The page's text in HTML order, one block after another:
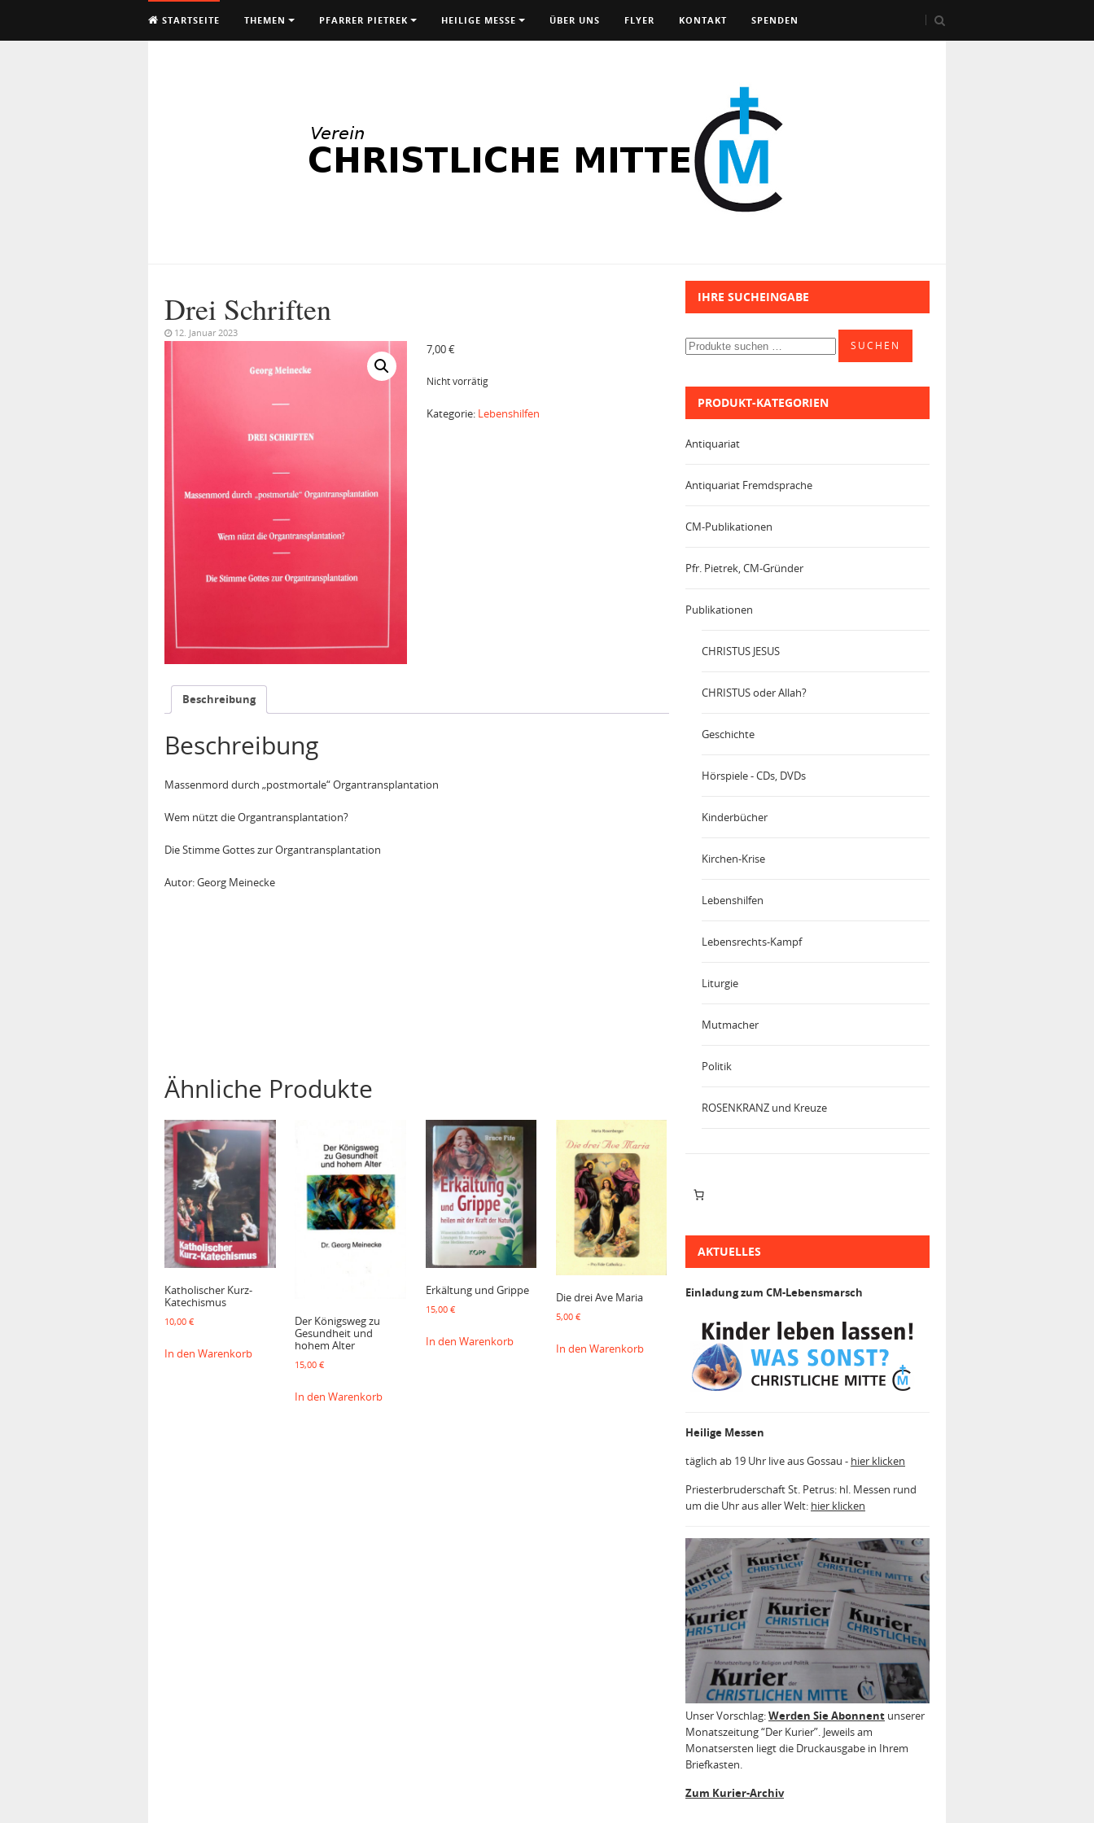
STARTSEITE THEMEN PFARRER PIETREK HEILIGE MESSE ÜBER UNS FLYER KONTAKT SPENDEN
Drei Schriften
12. Januar 2023
7,00€
Nicht vorrätig
Kategorie: Lebenshilfen
Beschreibung
Beschreibung
Massenmord durch „postmortale“ Organtransplantation
Wem nützt die Organtransplantation?
Die Stimme Gottes zur Organtransplantation
Autor: Georg Meinecke
Ähnliche Produkte
Katholischer Kurz-
Katechismus
10,00 €
In den Warenkorb
Der Königsweg zu
Gesundheit und
hohem Alter
15,00€
In den Warenkorb
Erkältung und Grippe
15,00 €
In den Warenkorb
Die drei Ave Maria
5,00 €
In den Warenkorb
IHRE SUCHEINGABE
Suchen
nach:
SUCHEN
PRODUKT-KATEGORIEN
Antiquariat
Antiquariat Fremdsprache
CM-Publikationen
Pfr. Pietrek, CM-Gründer
Publikationen
CHRISTUS JESUS
CHRISTUS oder Allah?
Geschichte
Hörspiele - CDs, DVDs
Kinderbücher
Kirchen-Krise
Lebenshilfen
Lebensrechts-Kampf
Liturgie
Mutmacher
Politik
ROSENKRANZ und Kreuze
AKTUELLES
Einladung zum CM-Lebensmarsch
Heilige Messen
täglich ab 19 Uhr live aus Gossau - hier klicken
Priesterbruderschaft St. Petrus: hl. Messen rund
um die Uhr aus aller Welt: hier klicken
Unser Vorschlag:Werden Sie Abonnent unserer
Monatszeitung “Der Kurier”. Jeweils am
Monatsersten liegt die Druckausgabe in Ihrem
Briefkasten.
Zum Kurier-Archiv